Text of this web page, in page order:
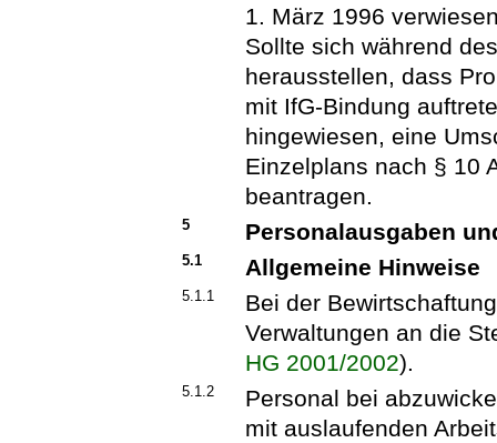
1. März 1996
Sollte sich während
herausstellen, dass
mit IfG-Bindung
hingewiesen, eine
Einzelplans nach § 10
beantragen.
5 Personalausgaben
5.1 Allgemeine Hinweise
5.1.1
Bei der
Verwaltungen an die
HG 2001/2002).
5.1.2
Personal bei
mit auslaufenden